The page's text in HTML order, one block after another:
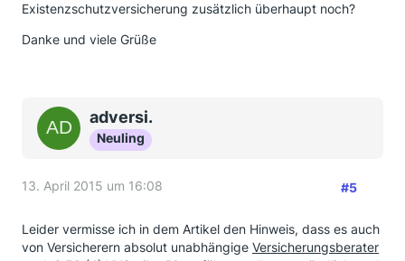
Existenzschutzversicherung zusätzlich überhaupt noch?
Danke und viele Grüße
adversi.
Neuling
13. April 2015 um 16:08 #5
Leider vermisse ich in dem Artikel den Hinweis, dass es auch
von Versicherern absolut unabhängige Versicherungsberater